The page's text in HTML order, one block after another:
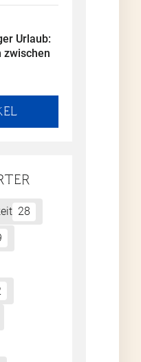
Urlaub:
zwischen
28